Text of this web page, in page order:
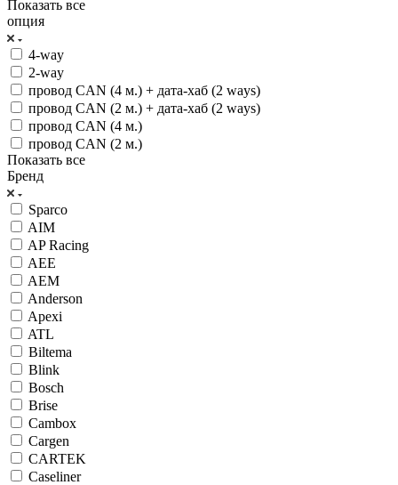
Показать все
опция
4-way
2-way
провод CAN (4 м.) + дата-хаб (2 ways)
провод CAN (2 м.) + дата-хаб (2 ways)
провод CAN (4 м.)
провод CAN (2 м.)
Показать все
Бренд
Sparco
AIM
AP Racing
AEE
AEM
Anderson
Apexi
ATL
Biltema
Blink
Bosch
Brise
Cambox
Cargen
CARTEK
Caseliner